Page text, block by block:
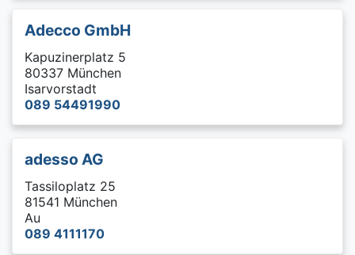
Adecco GmbH
Kapuzinerplatz 5
80337 München
Isarvorstadt
089 54491990
adesso AG
Tassiloplatz 25
81541 München
Au
089 4111170